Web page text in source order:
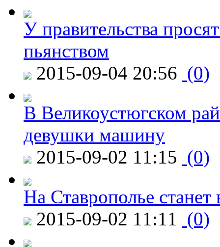
У правительства
пьянством
2015-09-04 20:56 (0)
В Великоустюгском
девушки машину
2015-09-02 11:15 (0)
На Ставрополье
2015-09-02 11:11 (0)